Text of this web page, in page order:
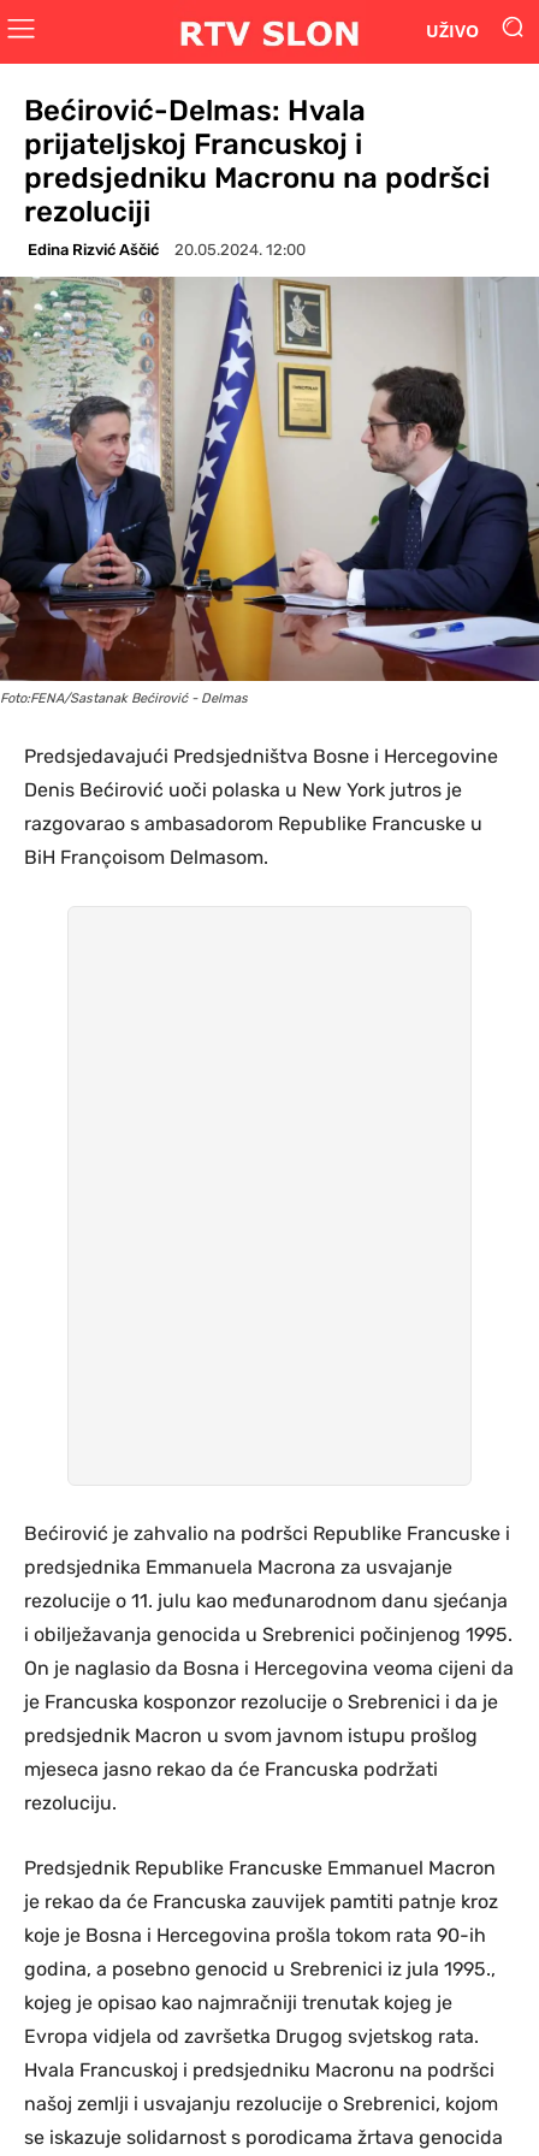
UŽIVO
Bećirović-Delmas: Hvala
prijateljskoj Francuskoj i
predsjedniku Macronu na podršci
rezoluciji
Edina Rizvić Aščić 20.05.2024. 12:00
Foto:FENA/Sastanak Bećirović - Delmas
Predsjedavajući Predsjedništva Bosne i Hercegovine
Denis Bećirović uoči polaska u New York jutros je
razgovarao s ambasadorom Republike Francuske u
BiH Françoisom Delmasom.
Bećirović je zahvalio na podršci Republike Francuske i
predsjednika Emmanuela Macrona za usvajanje
rezolucije o 11. julu kao međunarodnom danu sjećanja
i obilježavanja genocida u Srebrenici počinjenog 1995.
On je naglasio da Bosna i Hercegovina veoma cijeni da
je Francuska kosponzor rezolucije o Srebrenici i da je
predsjednik Macron u svom javnom istupu prošlog
mjeseca jasno rekao da će Francuska podržati
rezoluciju.
Predsjednik Republike Francuske Emmanuel Macron
je rekao da će Francuska zauvijek pamtiti patnje kroz
koje je Bosna i Hercegovina prošla tokom rata 90-ih
godina, a posebno genocid u Srebrenici iz jula 1995.,
kojeg je opisao kao najmračniji trenutak kojeg je
Evropa vidjela od završetka Drugog svjetskog rata.
Hvala Francuskoj i predsjedniku Macronu na podršci
našoj zemlji i usvajanju rezolucije o Srebrenici, kojom
se iskazuje solidarnost s porodicama žrtava genocida